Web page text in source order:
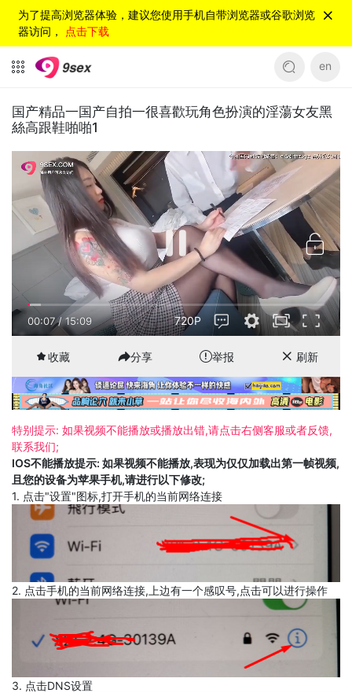
为了提高浏览器体验，建议您使用手机自带浏览器或谷歌浏览
器访问， 点击下载
en
国产精品一国产自拍一很喜歡玩角色扮演的淫蕩女友黑
絲高跟鞋啪啪1
00:08/15:09 720P
收藏 分享 举报 刷新
特别提示: 如果视频不能播放或播放出错,请点击右侧客服或者反馈,
联系我们;
IOS不能播放提示: 如果视频不能播放,表现为仅仅加载出第一帧视频,
且您的设备为苹果手机,请进行以下修改;
1. 点击"设置"图标,打开手机的当前网络连接
2. 点击手机的当前网络连接,上边有一个感叹号,点击可以进行操作
3. 点击DNS设置